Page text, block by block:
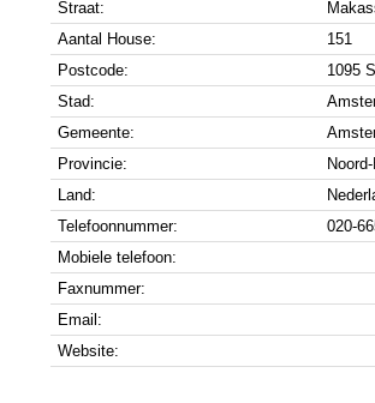
Straat:
Aantal House:
151
Postcode:
1095
Stad:
Gemeente:
Provincie:
Land:
Telefoonnummer:
020-
Mobiele telefoon:
Faxnummer:
Email:
Website: